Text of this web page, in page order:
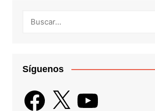
Síguenos
Facebook
X YouTube